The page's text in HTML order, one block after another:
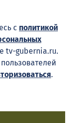
с политикой
tv-gubernia.ru.
.